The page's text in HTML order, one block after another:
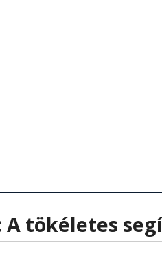
A tökéletes